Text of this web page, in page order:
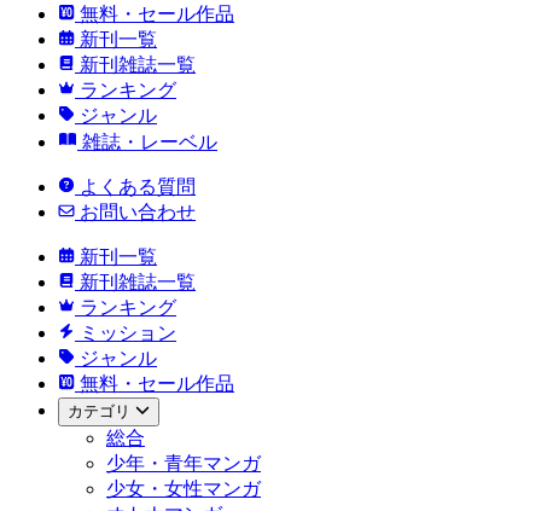
無料・セール作品
新刊一覧
新刊雑誌一覧
ランキング
ジャンル
雑誌・レーベル
よくある質問
お問い合わせ
新刊一覧
新刊雑誌一覧
ランキング
ミッション
ジャンル
無料・セール作品
カテゴリ
総合
少年・青年マンガ
少女・女性マンガ